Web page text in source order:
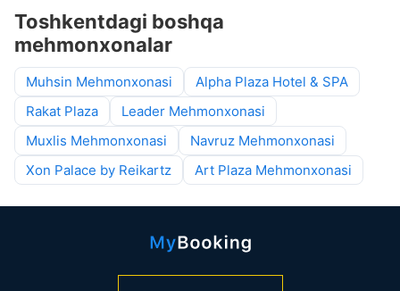
Toshkentdagi boshqa
mehmonxonalar
Muhsin Mehmonxonasi
Alpha Plaza Hotel & SPA
Rakat Plaza
Leader Mehmonxonasi
Muxlis Mehmonxonasi
Navruz Mehmonxonasi
Xon Palace by Reikartz
Art Plaza Mehmonxonasi